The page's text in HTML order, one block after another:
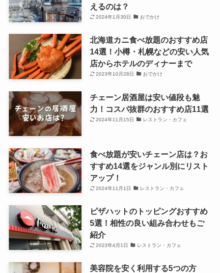
えるのは？
2024年1月30日 おでかけ
北海道カニ食べ放題のおすすめ店
14選！小樽・札幌などの安い人気
店からホテルのディナーまで
2023年10月28日 おでかけ
チェーン居酒屋は安い値段も魅
力！コスパ抜群のおすすめ店11選
2024年11月15日 レストラン・カフェ
食べ放題が安いチェーン店は？お
すすめ14選をジャンル別にリスト
アップ！
2024年11月1日 レストラン・カフェ
ピザハットのトッピングおすすめ
5選！相性の良い組み合わせもご
紹介
2023年4月1日 レストラン・カフェ
美容院を安く利用する5つの方